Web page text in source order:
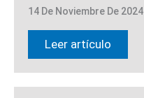
14 De Noviembre De 2024
Leer artículo